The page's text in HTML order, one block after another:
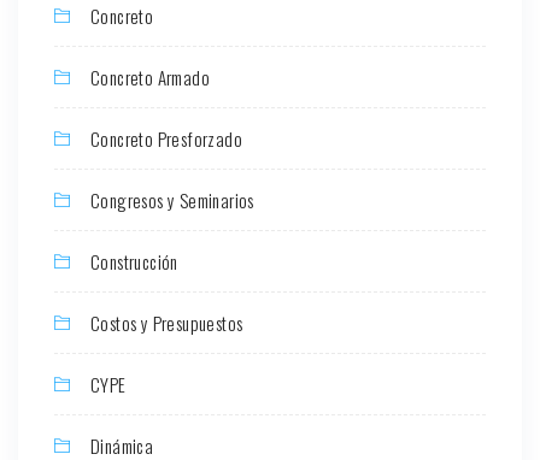
Concreto
Concreto Armado
Concreto Presforzado
Congresos y Seminarios
Construcción
Costos y Presupuestos
CYPE
Dinámica